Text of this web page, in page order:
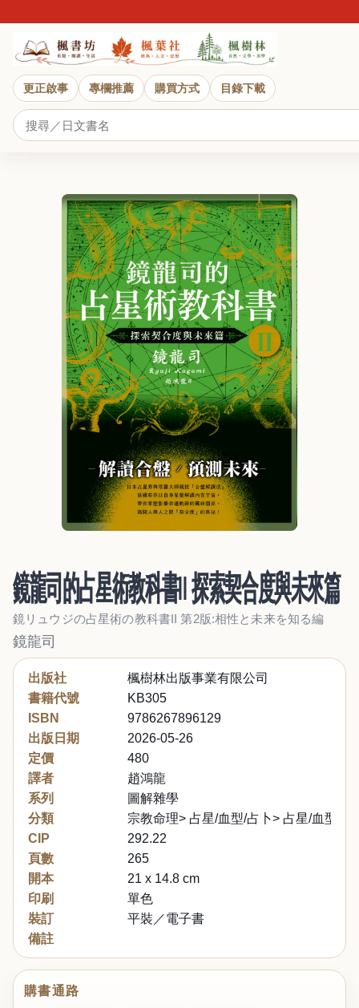
更正啟事 專欄推薦 購買方式 目錄下載
鏡龍司的占星術教科書II 探索契合度與未來篇
鏡リュウジの占星術の教科書II 第2版:相性と未来を知る編
鏡龍司
出版社
楓樹林出版事業有限公司
書籍代號
KB305
ISBN
9786267896129
出版日期
2026-05-26
定價
480
譯者
趙鴻龍
系列
圖解雜學
分類
宗教命理> 占星/血型/占卜> 占星/血型
CIP
292.22
頁數
265
開本
21 x 14.8 cm
印刷
單色
裝訂
平裝／電子書
備註
購書通路